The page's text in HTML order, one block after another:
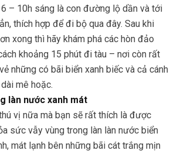
– 10h sáng là con đường lộ dần và tới
thích hợp để đi bộ qua đây. Sau khi
xong thì hãy khám phá các hòn đảo
khoảng 15 phút đi tàu – nơi còn rất
những có bãi biển xanh biếc và cả cánh
mê hoặc.
làn nước xanh mát
vị nữa mà bạn sẽ rất thích là được
sức vẫy vùng trong làn làn nước biển
mát lạnh bên những bãi cát trắng mịn